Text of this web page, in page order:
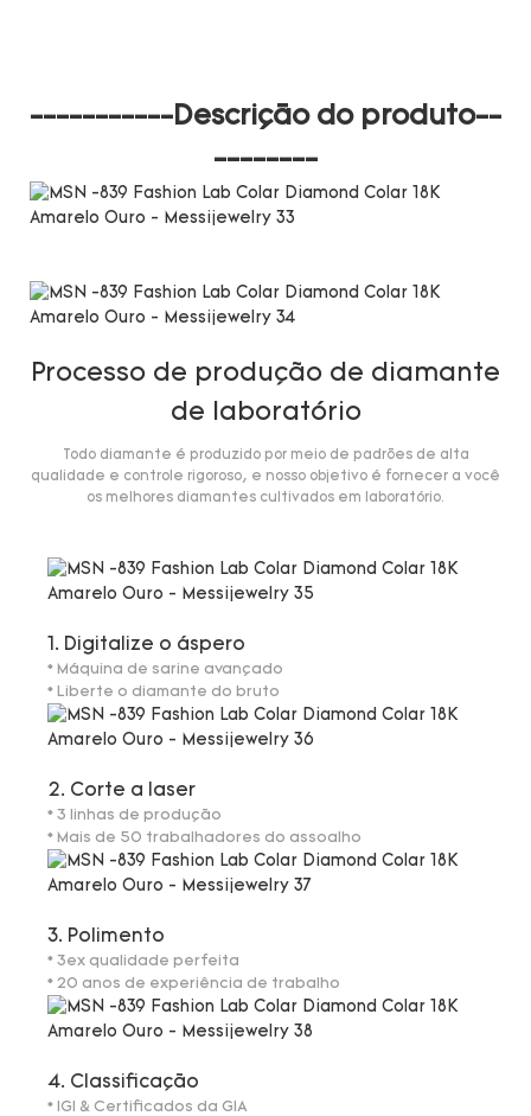
-----------Descrição do produto--
--------
Processo de produção de diamante
de laboratório
Todo diamante é produzido por meio de padrões de alta
qualidade e controle rigoroso, e nosso objetivo é fornecer a você
os melhores diamantes cultivados em laboratório.
1. Digitalize o áspero
* Máquina de sarine avançado
* Liberte o diamante do bruto
2. Corte a laser
* 3 linhas de produção
* Mais de 50 trabalhadores do assoalho
3. Polimento
* 3ex qualidade perfeita
* 20 anos de experiência de trabalho
4. Classificação
* IGI & Certificados da GIA